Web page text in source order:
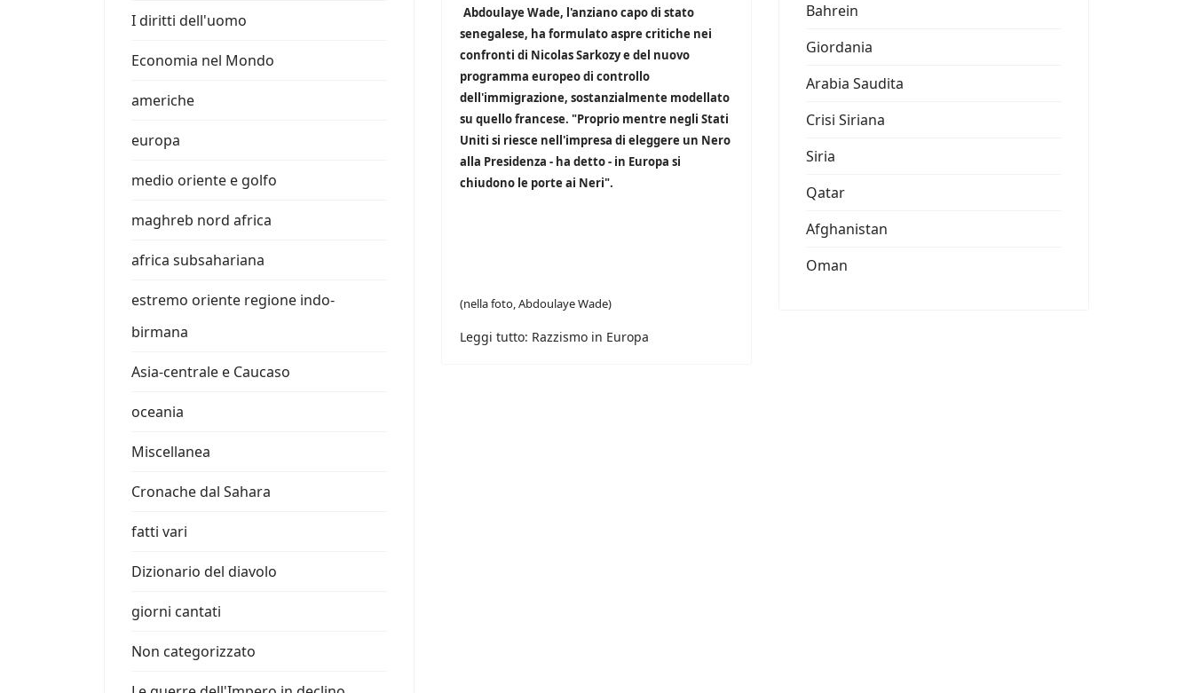
I diritti dell'uomo
Economia nel Mondo
americhe
europa
medio oriente e golfo
maghreb nord africa
africa subsahariana
estremo oriente regione indo-
birmana
Asia-centrale e Caucaso
oceania
Miscellanea
Cronache dal Sahara
fatti vari
Dizionario del diavolo
giorni cantati
Non categorizzato
Abdoulaye Wade, l'anziano capo di stato
senegalese, ha formulato aspre critiche nei
confronti di Nicolas Sarkozy e del nuovo
programma europeo di controllo
dell'immigrazione, sostanzialmente modellato
su quello francese. "Proprio mentre negli Stati
Uniti si riesce nell'impresa di eleggere un Nero
alla Presidenza - ha detto - in Europa si
chiudono le porte ai Neri".
(nella foto, Abdoulaye Wade)
Leggi tutto: Razzismo in Europa
Bahrein
Giordania
Arabia Saudita
Crisi Siriana
Siria
Qatar
Afghanistan
Oman